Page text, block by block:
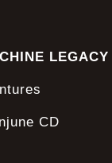
LEGACY
CD